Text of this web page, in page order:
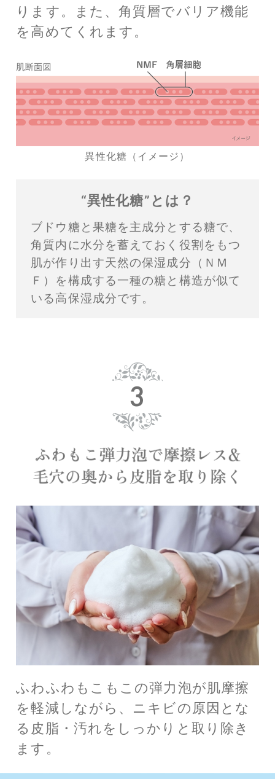
ります。
また、角質層でバリア機能
を高めてくれます。
異性化糖（イメージ）
“異性化糖”とは？
ブドウ糖と果糖を主成分とする糖で、
角質内に水分を蓄えておく役割をもつ
肌が作り出す天然の保湿成分（ＮＭ
Ｆ）を構成する一種の糖と構造が似て
いる高保湿成分です。
ふわふわもこもこの弾力泡が肌摩擦
を軽減しながら、 ニキビの原因とな
る皮脂・汚れをしっかりと取り除き
ます。